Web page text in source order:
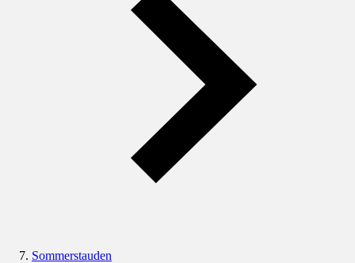
Sommerstauden